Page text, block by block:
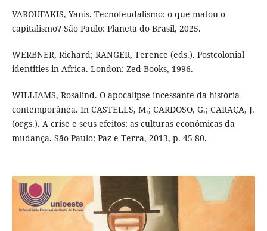
VAROUFAKIS, Yanis. Tecnofeudalismo: o que matou o
capitalismo? São Paulo: Planeta do Brasil, 2025.
WERBNER, Richard; RANGER, Terence (eds.). Postcolonial
identities in Africa. London: Zed Books, 1996.
WILLIAMS, Rosalind. O apocalipse incessante da história
contemporânea. In CASTELLS, M.; CARDOSO, G.; CARAÇA, J.
(orgs.). A crise e seus efeitos: as culturas econômicas da
mudança. São Paulo: Paz e Terra, 2013, p. 45-80.